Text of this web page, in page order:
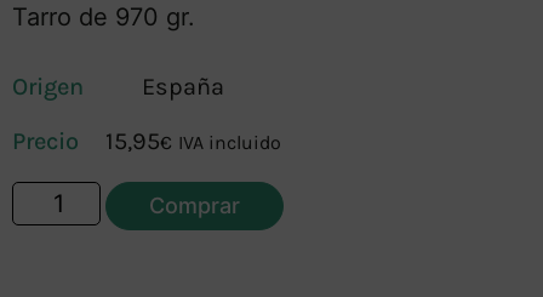
Tarro de 970 gr.
Origen
España
15,95€ IVA incluido
Comprar